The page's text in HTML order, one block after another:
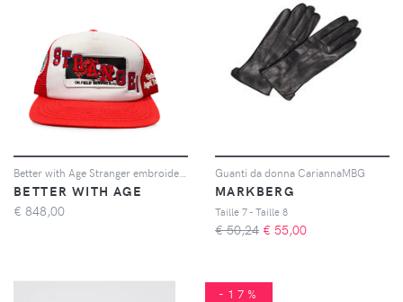
BETTER WITH AGE
€ 848,00
Guanti da donna CariannaMBG
MARKBERG
Taille 7 - Taille 8
€ 50,24 € 55,00
-17%